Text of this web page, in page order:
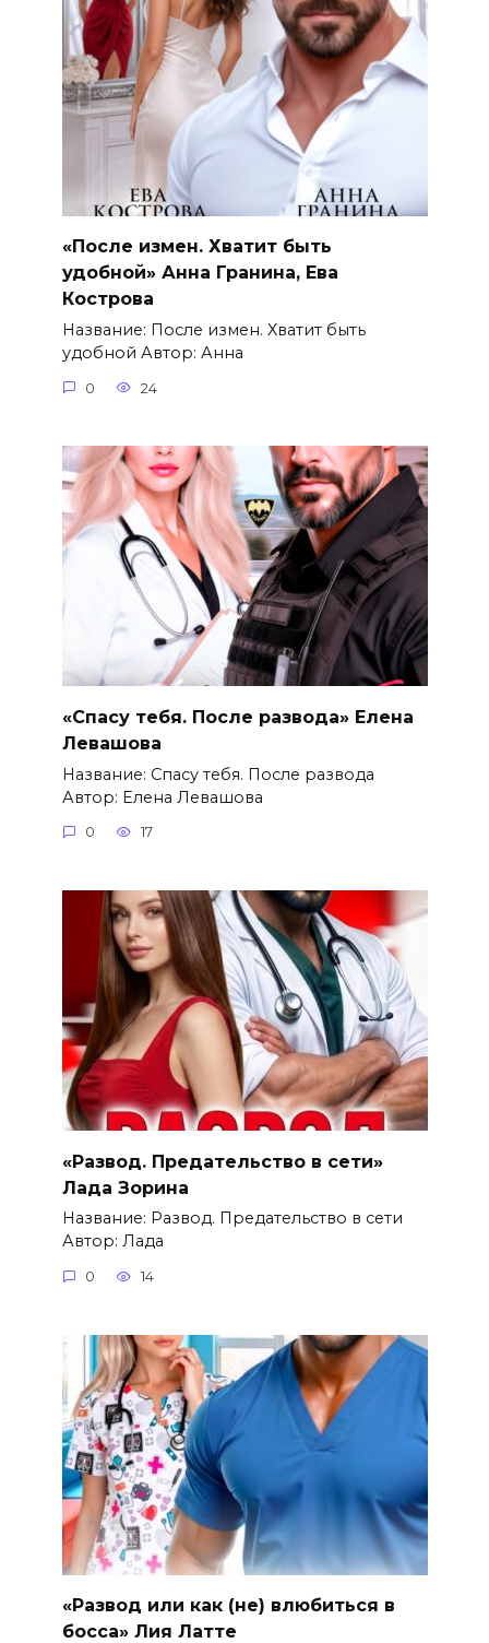
«После измен. Хватит быть
удобной» Анна Гранина, Ева
Кострова
Название: После измен. Хватит быть
удобной Автор: Анна
0 24
«Спасу тебя. После развода» Елена
Левашова
Название: Спасу тебя. После развода
Автор: Елена Левашова
0 17
«Развод. Предательство в сети»
Лада Зорина
Название: Развод. Предательство в сети
Автор: Лада
0 14
«Развод или как (не) влюбиться в
босса» Лия Латте